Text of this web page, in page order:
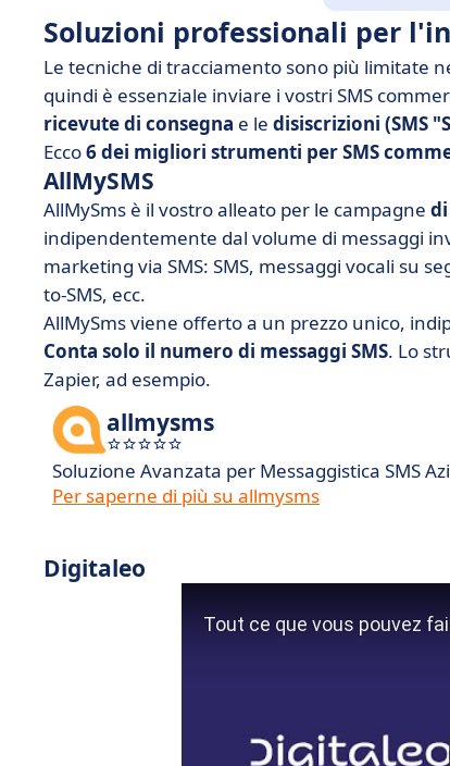
Soluzioni professionali per
Le tecniche di tracciamento sono più limitate
quindi è essenziale inviare i vostri SMS
ricevute di consegna e le disiscrizioni (SMS
Ecco6 dei migliori strumenti per SMS
AllMySMS
AllMySms è il vostro alleato per le campagne
indipendentemente dal volume di messaggi
marketing via SMS: SMS, messaggi vocali su
to-SMS, ecc.
AllMySms viene offerto a un prezzo unico,
Conta solo il numero di messaggi SMS. Lo
Zapier, ad esempio.
allmysms
Soluzione Avanzata per Messaggistica SMS
Per saperne di più su allmysms
Digitaleo